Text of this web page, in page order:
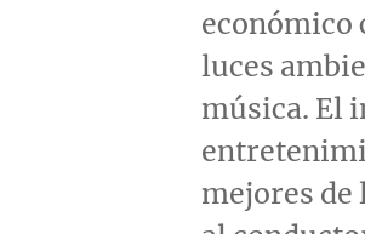
económico
luces
música. El
mejores de